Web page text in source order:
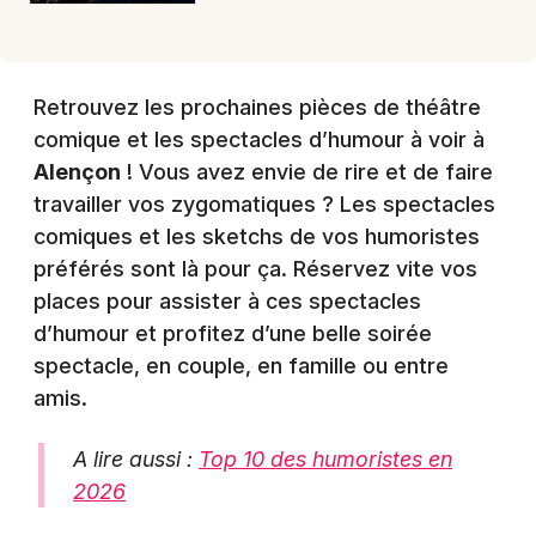
Retrouvez les prochaines pièces de théâtre
comique et les spectacles d’humour à voir à
Alençon ! Vous avez envie de rire et de faire
travailler vos zygomatiques ? Les spectacles
comiques et les sketchs de vos humoristes
préférés sont là pour ça. Réservez vite vos
places pour assister à ces spectacles
d’humour et profitez d’une belle soirée
spectacle, en couple, en famille ou entre
amis.
A lire aussi : Top 10 des humoristes en
2026